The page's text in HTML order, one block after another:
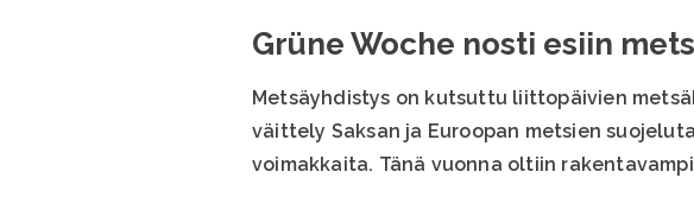
Grüne Woche nosti esiin
Metsäyhdistys on kutsuttu liittopäivien
väittely Saksan ja Euroopan metsien
voimakkaita. Tänä vuonna oltiin